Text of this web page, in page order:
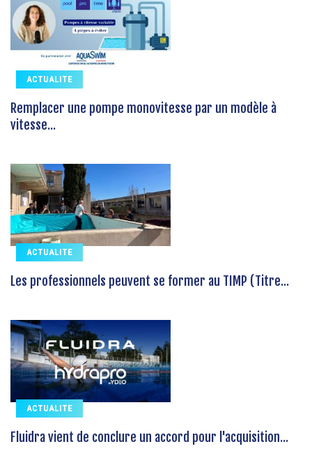
ACTUALITE
Remplacer une pompe monovitesse par un modèle à
vitesse...
ACTUALITE
Les professionnels peuvent se former au TIMP (Titre...
ACTUALITE
Fluidra vient de conclure un accord pour l'acquisition...